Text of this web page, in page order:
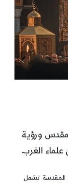
ورؤية
الغرب
المقدسة تشمل